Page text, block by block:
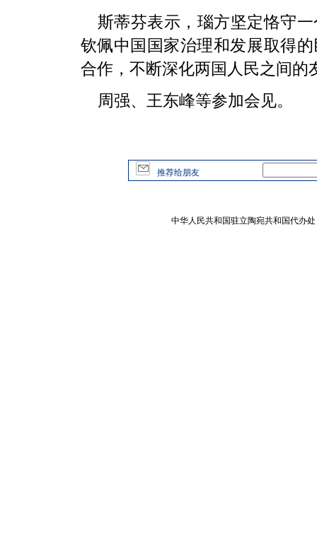
斯蒂芬表示，瑙方坚定恪守
钦佩中国国家治理和发展取得
合作，不断深化两国人民之间的
周强、王东峰等参加会见。
推荐给朋友
中华人民共和国驻立陶宛共和国代办处